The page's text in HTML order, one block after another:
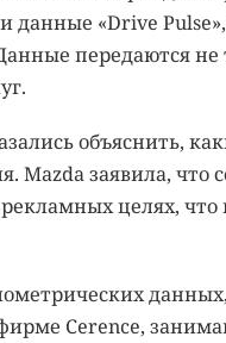
«Drive
передаются
объяснить,
Mazda заявила, что
целях,
Cerence,